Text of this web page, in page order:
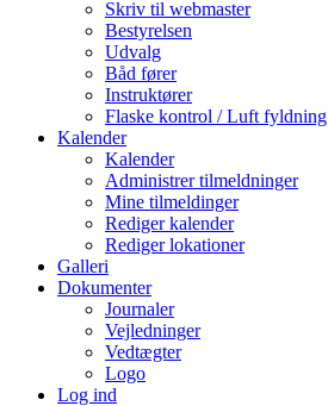
Skriv til webmaster
Bestyrelsen
Udvalg
Båd fører
Instruktører
Flaske kontrol / Luft fyldning
Kalender
Kalender
Administrer tilmeldninger
Mine tilmeldinger
Rediger kalender
Rediger lokationer
Galleri
Dokumenter
Journaler
Vejledninger
Vedtægter
Logo
Log ind